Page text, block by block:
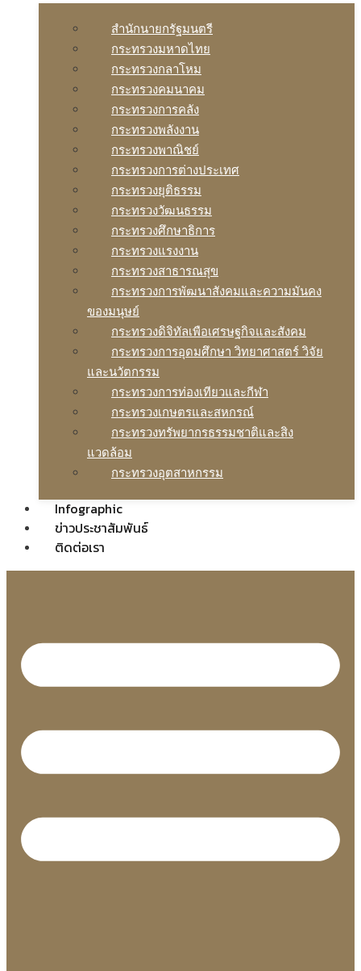
สํานักนายกรัฐมนตรี
กระทรวงมหาดไทย
กระทรวงกลาโหม
กระทรวงคมนาคม
กระทรวงการคลัง
กระทรวงพลังงาน
กระทรวงพาณิชย์
กระทรวงการต่างประเทศ
กระทรวงยุติธรรม
กระทรวงวัฒนธรรม
กระทรวงศึกษาธิการ
กระทรวงแรงงาน
กระทรวงสาธารณสุข
กระทรวงการพัฒนาสังคมและความมันคง
ของมนุษย์
กระทรวงดิจิทัลเพือเศรษฐกิจและสังคม
กระทรวงการอุดมศึกษา วิทยาศาสตร์ วิจัย
และนวัตกรรม
กระทรวงการท่องเทียวและกีฬา
กระทรวงเกษตรและสหกรณ์
กระทรวงทรัพยากรธรรมชาติและสิง
แวดล้อม
กระทรวงอุตสาหกรรม
Infographic
ข่าวประชาสัมพันธ์
ติดต่อเรา